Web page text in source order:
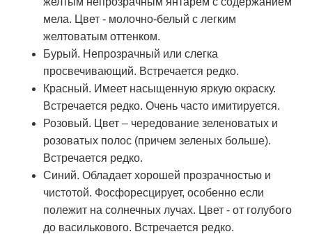
мела. Цвет - молочно-белый с легким
желтоватым оттенком.
Бурый. Непрозрачный или слегка
просвечивающий. Встречается редко.
Красный. Имеет насыщенную яркую окраску.
Встречается редко. Очень часто имитируется.
Розовый. Цвет – чередование зеленоватых и
розоватых полос (причем зеленых больше).
Встречается редко.
Синий. Обладает хорошей прозрачностью и
чистотой. Фосфоресцирует, особенно если
полежит на солнечных лучах. Цвет - от голубого
до василькового. Встречается редко.